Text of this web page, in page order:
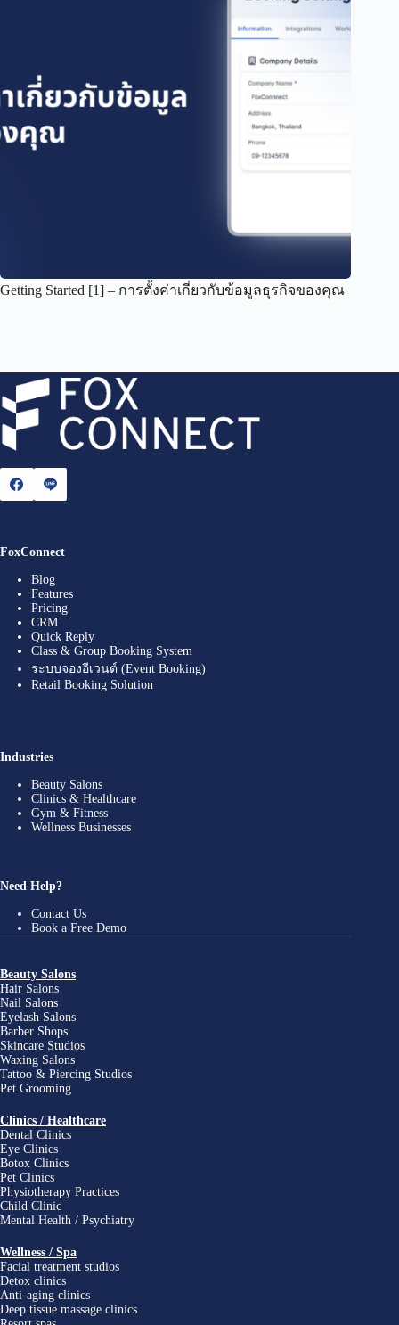
Getting Started [1] – การตั้งค่าเกี่ยวกับข้อมูลธุรกิจของคุณ
FoxConnect
Blog
Features
Pricing
CRM
Quick Reply
Class & Group Booking System
ระบบจองอีเวนต์ (Event Booking)
Retail Booking Solution
Industries
Beauty Salons
Clinics & Healthcare
Gym & Fitness
Wellness Businesses
Need Help?
Contact Us
Book a Free Demo
Beauty Salons
Hair Salons
Nail Salons
Eyelash Salons
Barber Shops
Skincare Studios
Waxing Salons
Tattoo & Piercing Studios
Pet Grooming
Clinics / Healthcare
Dental Clinics
Eye Clinics
Botox Clinics
Pet Clinics
Physiotherapy Practices
Child Clinic
Mental Health / Psychiatry
Wellness / Spa
Facial treatment studios
Detox clinics
Anti-aging clinics
Deep tissue massage clinics